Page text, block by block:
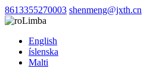
8613355270003 shenmeng@jxth.cn
Limba
English
íslenska
Malti